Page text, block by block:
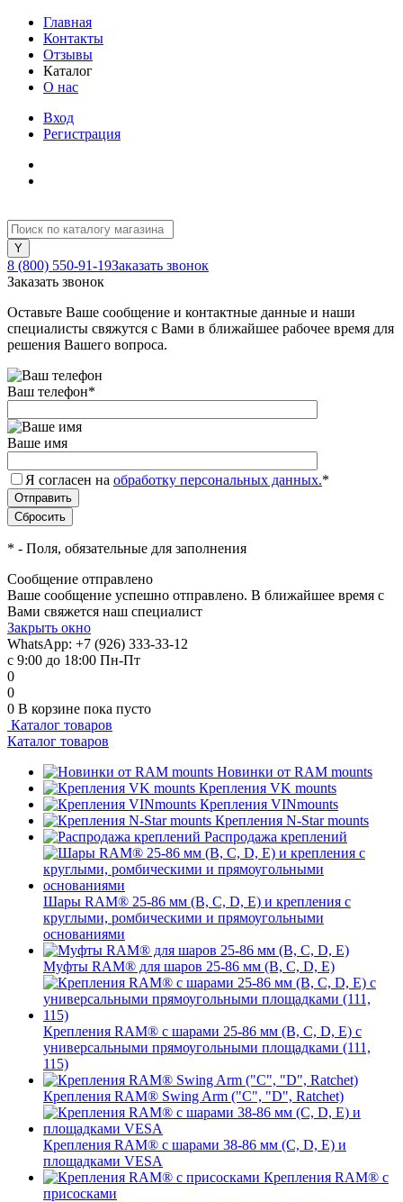
Главная
Контакты
Отзывы
Каталог
О нас
Вход
Регистрация
8 (800) 550-91-19Заказать звонок
Заказать звонок
Оставьте Ваше сообщение и контактные данные и наши
специалисты свяжутся с Вами в ближайшее рабочее время для
решения Вашего вопроса.
Ваш телефон*
Ваше имя
Я согласен на обработку персональных данных.*
* - Поля, обязательные для заполнения
Сообщение отправлено
Ваше сообщение успешно отправлено. В ближайшее время с
Вами свяжется наш специалист
Закрыть окно
WhatsApp: +7 (926) 333-33-12
с 9:00 до 18:00 Пн-Пт
0
0
0 В корзине пока пусто
Каталог товаров
Каталог товаров
Новинки от RAM mounts
Крепления VK mounts
Крепления VINmounts
Крепления N-Star mounts
Распродажа креплений
Шары RAM® 25-86 мм (B, C, D, E) и крепления с
круглыми, ромбическими и прямоугольными
основаниями
Муфты RAM® для шаров 25-86 мм (B, C, D, E)
Крепления RAM® с шарами 25-86 мм (B, C, D, E) с
универсальными прямоугольными площадками (111,
115)
Крепления RAM® Swing Arm ("C", "D", Ratchet)
Крепления RAM® с шарами 38-86 мм (C, D, E) и
площадками VESA
Крепления RAM® с
присосками